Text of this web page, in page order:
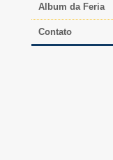
Album da Feria
Contato